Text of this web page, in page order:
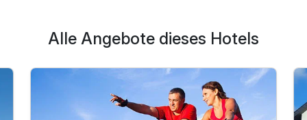
Alle Angebote dieses Hotels